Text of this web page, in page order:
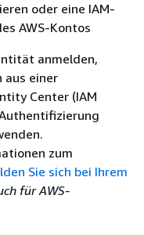
oder eine IAM-
AWS-Kontos
anmelden,
aus einer
Center (IAM
zum
Sie sich bei Ihrem
für AWS-